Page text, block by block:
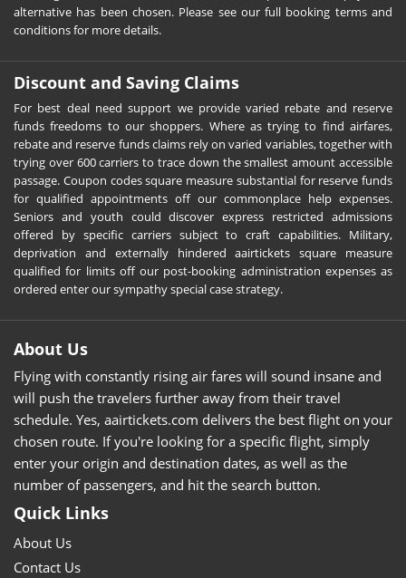
alternative has been chosen. Please see our full booking terms and
conditions for more details.
Discount and Saving Claims
For best deal need support we provide varied rebate and reserve
funds freedoms to our shoppers. Where as trying to find airfares,
rebate and reserve funds claims rely on varied variables, together with
trying over 600 carriers to trace down the smallest amount accessible
passage. Coupon codes square measure substantial for reserve funds
for qualified appointments off our commonplace help expenses.
Seniors and youth could discover express restricted admissions
offered by specific carriers subject to craft capabilities. Military,
deprivation and externally hindered aairtickets square measure
qualified for limits off our post-booking administration expenses as
ordered enter our sympathy special case strategy.
About Us
Flying with constantly rising air fares will sound insane and
will push the travelers further away from their travel
schedule. Yes, aairtickets.com delivers the best flight on your
chosen route. If you're looking for a specific flight, simply
enter your origin and destination dates, as well as the
number of passengers, and hit the search button.
Quick Links
About Us
Contact Us